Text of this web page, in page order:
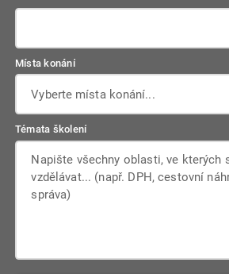
Místa konání
Vyberte místa konání...
Témata školení